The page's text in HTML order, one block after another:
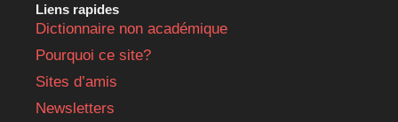
Liens rapides
Dictionnaire non académique
Pourquoi ce site?
Sites d’amis
Newsletters